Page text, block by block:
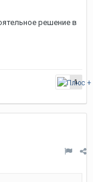
решение в
1